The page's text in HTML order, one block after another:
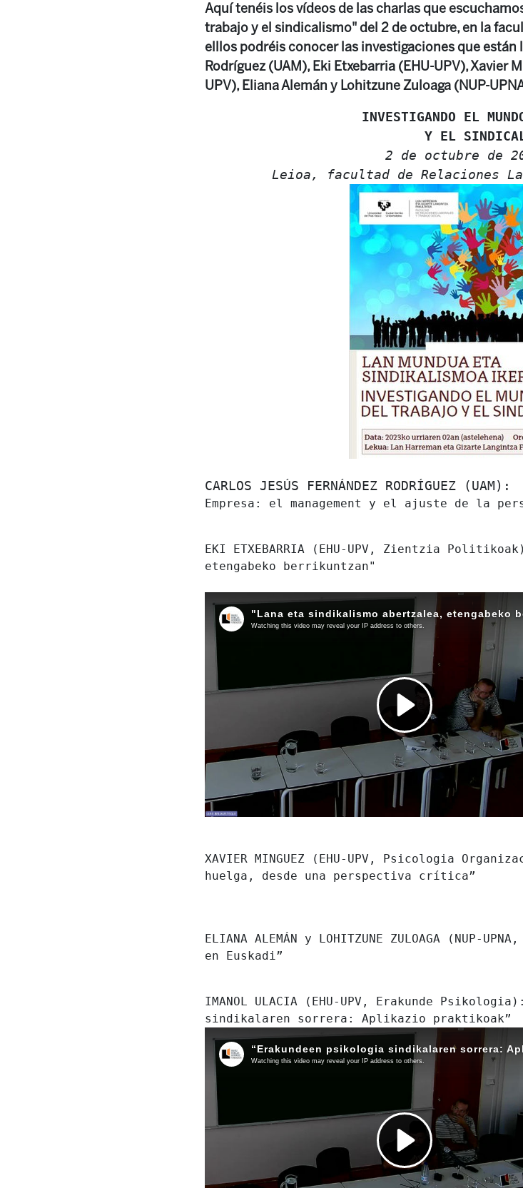
Aquí tenéis los vídeos de las charlas que
trabajo y el sindicalismo" del 2 de octubre, en la
elllos podréis conocer las investigaciones que están
Rodríguez (UAM), Eki Etxebarria (EHU-UPV), Xavier
UPV), Eliana Alemán y Lohitzune Zuloaga (NUP-
INVESTIGANDO EL
Y EL
2 de octubre de
Leioa, facultad de Relaciones
CARLOS JESÚS FERNÁNDEZ RODRÍGUEZ (UAM):
Empresa: el management y el ajuste de la
EKI ETXEBARRIA (EHU-UPV, Zientzia
etengabeko berrikuntzan"
XAVIER MINGUEZ (EHU-UPV, Psicologia
huelga, desde una perspectiva crítica”
ELIANA ALEMÁN y LOHITZUNE ZULOAGA (NUP-
en Euskadi”
IMANOL ULACIA (EHU-UPV, Erakunde
sindikalaren sorrera: Aplikazio praktikoak”